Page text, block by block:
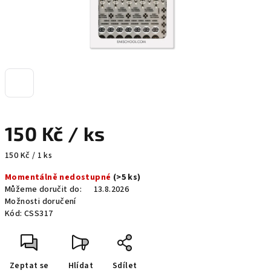
150 Kč / ks
Měrná
150 Kč / 1 ks
Momentálně nedostupné (>5 ks)
Můžeme doručit do:
13.8.2026
Možnosti doručení
Kód: CSS317
Zeptat se Hlídat Sdílet